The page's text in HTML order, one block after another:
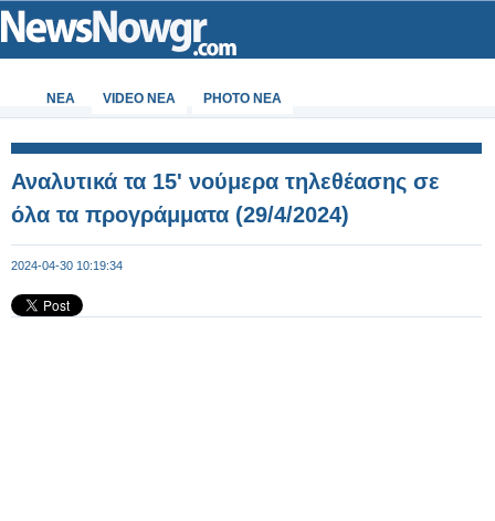
ΝΕΑ VIDEO NEA PHOTO NEA
Αναλυτικά τα 15' νούμερα τηλεθέασης σε
όλα τα προγράμματα (29/4/2024)
2024-04-30 10:19:34